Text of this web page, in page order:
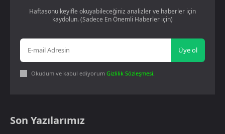
Haftasonu keyifle okuyabileceğiniz analizler ve haberler için
kaydolun. (Sadece En Önemli Haberler için)
Üye ol
Okudum ve kabul ediyorum Gizlilik Sözleşmesi.
Son Yazılarımız